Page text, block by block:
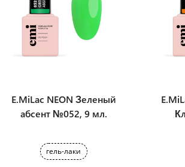
E.MiLac NEON Зеленый
абсент №052, 9 мл.
гель-лаки